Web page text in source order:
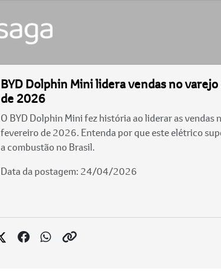
BYD Dolphin Mini lidera vendas no
de 2026
O BYD Dolphin Mini fez história ao liderar as vendas
fevereiro de 2026. Entenda por que este elétrico
a combustão no Brasil.
Data da postagem: 24/04/2026